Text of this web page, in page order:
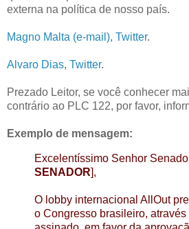
externa na política de nosso país.
Magno Malta (e-mail), Twitter.
Alvaro Dias, Twitter.
Prezado Leitor, se você conhecer
contrário ao PLC 122, por favor,
Exemplo de mensagem:
Excelentíssimo Senhor
SENADOR],
O lobby internacional AllOut
o Congresso brasileiro,